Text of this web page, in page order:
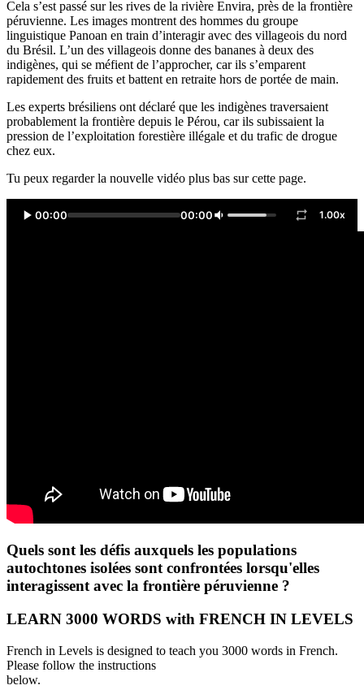
Cela s’est passé sur les rives de la rivière Envira, près de la frontière
péruvienne. Les images montrent des hommes du groupe
linguistique Panoan en train d’interagir avec des villageois du nord
du Brésil. L’un des villageois donne des bananes à deux des
indigènes, qui se méfient de l’approcher, car ils s’emparent
rapidement des fruits et battent en retraite hors de portée de main.
Les experts brésiliens ont déclaré que les indigènes traversaient
probablement la frontière depuis le Pérou, car ils subissaient la
pression de l’exploitation forestière illégale et du trafic de drogue
chez eux.
Tu peux regarder la nouvelle vidéo plus bas sur cette page.
00:00 00:00 1.00x
Quels sont les défis auxquels les populations
autochtones isolées sont confrontées lorsqu'elles
interagissent avec la frontière péruvienne ?
LEARN 3000 WORDS with FRENCH IN LEVELS
French in Levels is designed to teach you 3000 words in French.
Please follow the instructions
below.